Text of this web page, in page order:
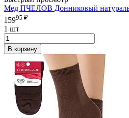
Мед ПЧЕЛОВ Донниковый
15995 ₽
1 шт
В корзину